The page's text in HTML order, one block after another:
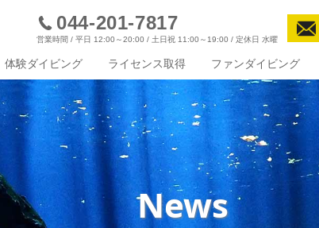
044-201-7817
営業時間 / 平日 12:00～20:00 / 土日祝 11:00～19:00 / 定休日 水曜
体験ダイビング ライセンス取得 ファンダイビング
News